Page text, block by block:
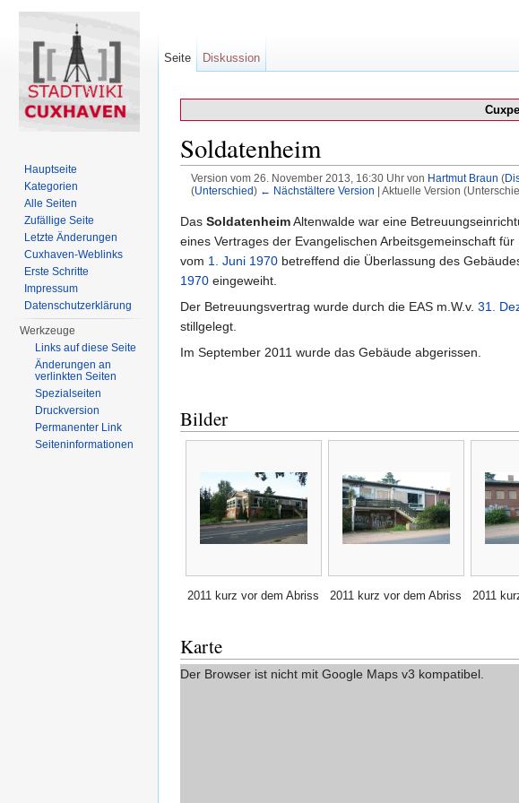
Soldatenheim
Version vom 26. November 2013, 16:30 Uhr von Hartmut Braun (
(Unterschied) ← Nächstältere Version | Aktuelle Version
Das SoldatenheimAltenwalde war eine
eines Vertrages der Evangelischen Arbeitsgemeinschaft
vom 1. Juni 1970 betreffend die Überlassung des
1970 eingeweiht.
Der Betreuungsvertrag wurde durch die EAS m.W.v. 31.
stillgelegt.
Im September 2011 wurde das Gebäude abgerissen.
Bilder
2011 kurz vor dem Abriss 2011 kurz vor dem Abriss 2011
Karte
Der Browser ist nicht mit Google Maps v3 kompatibel.
Seite Diskussion
Hauptseite
Kategorien
Alle Seiten
Zufällige Seite
Letzte Änderungen
Cuxhaven-Weblinks
Erste Schritte
Impressum
Datenschutzerklärung
Werkzeuge
Links auf diese Seite
Änderungen an
verlinkten Seiten
Spezialseiten
Druckversion
Permanenter Link
Seiten­informationen